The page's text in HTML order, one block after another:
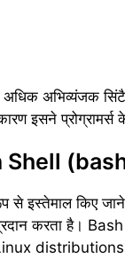
अभिव्यंजक
इसने प्रोग्रामर्स
से इस्तेमाल किए
करता है। Bash
distributions